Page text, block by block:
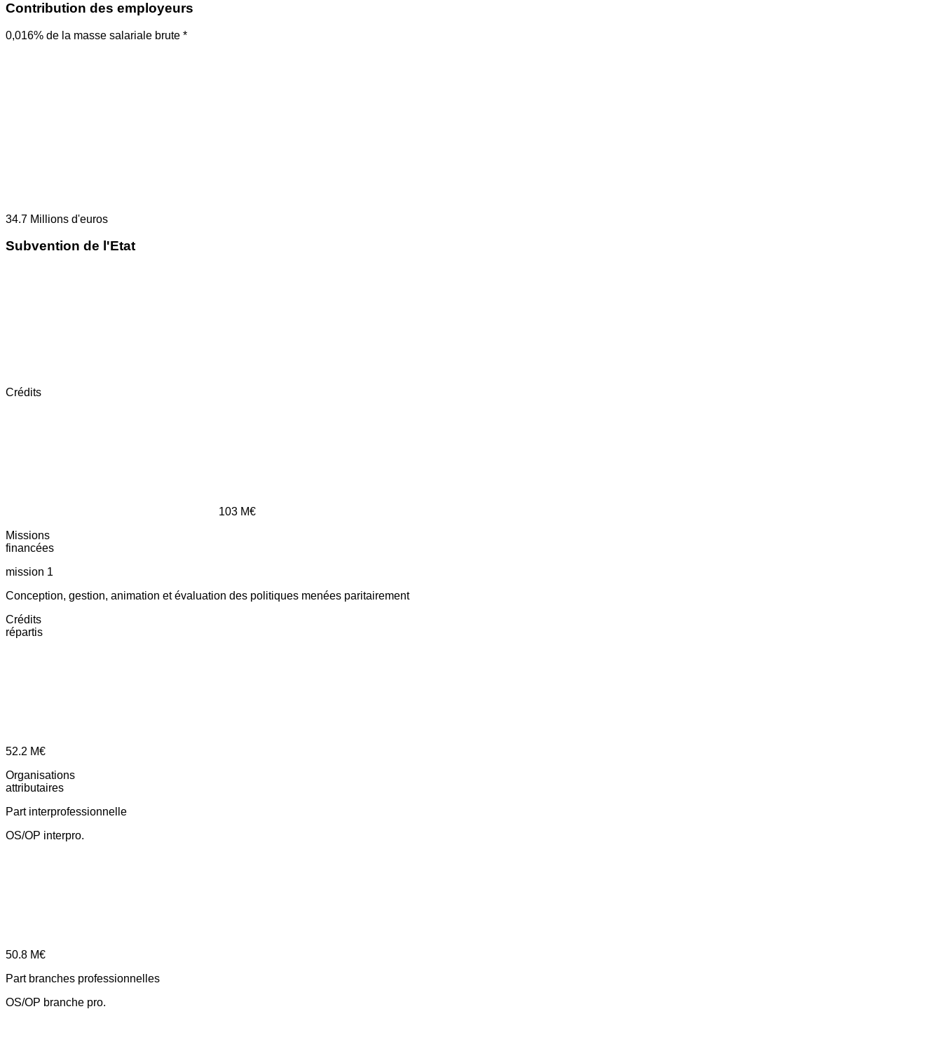
Contribution des employeurs
0,016% de la masse salariale brute *
34.7 Millions d'euros
Subvention de l'Etat
Crédits
103 M€
Missions
financées
mission 1
Conception, gestion, animation et évaluation des politiques menées paritairement
Crédits
répartis
52.2 M€
Organisations
attributaires
Part interprofessionnelle
OS/OP interpro.
50.8 M€
Part branches professionnelles
OS/OP branche pro.